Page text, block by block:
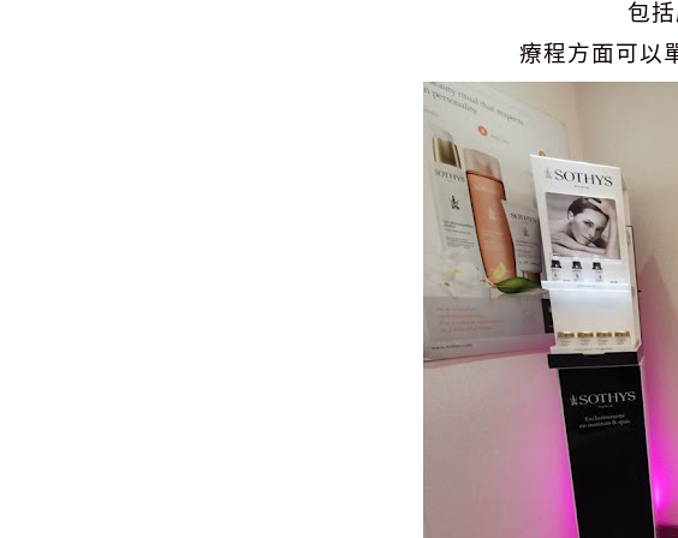
包
療程方面可以